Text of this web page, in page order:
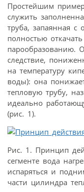
Простейшим
служить
труба, запаянная с
полностью
парообразованию.
следствие,
на температуру
воды): она
тепловую трубу,
идеально
(рис. 1).
Рис. 1. Принцип
сегменте вода
испаряться и
части цилиндра